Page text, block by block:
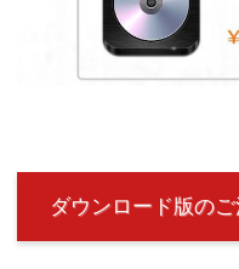
ダウンロード版の